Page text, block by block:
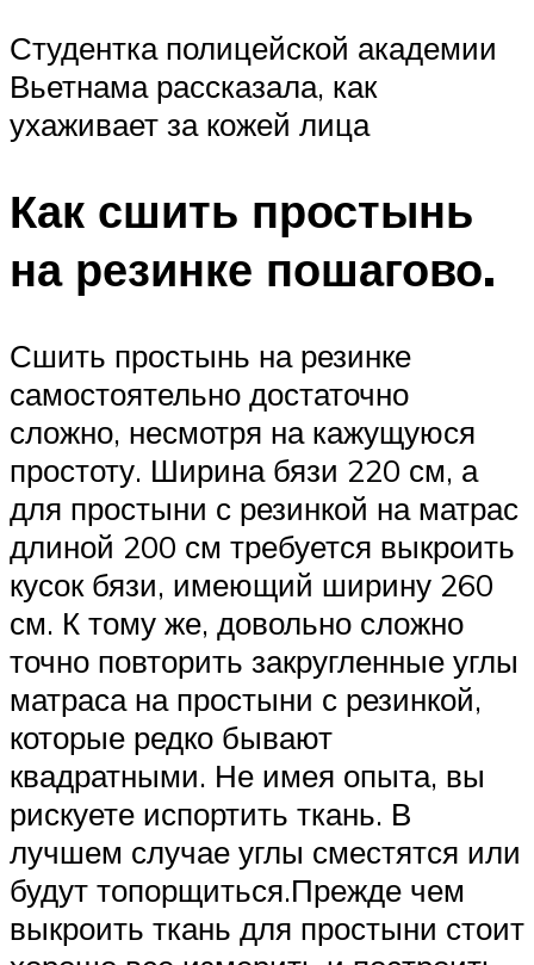
Студентка полицейской академии
Вьетнама рассказала, как
ухаживает за кожей лица
Как сшить простынь
на резинке пошагово.
Сшить простынь на резинке
самостоятельно достаточно
сложно, несмотря на кажущуюся
простоту. Ширина бязи 220 см, а
для простыни с резинкой на матрас
длиной 200 см требуется выкроить
кусок бязи, имеющий ширину 260
см. К тому же, довольно сложно
точно повторить закругленные углы
матраса на простыни с резинкой,
которые редко бывают
квадратными. Не имея опыта, вы
рискуете испортить ткань. В
лучшем случае углы сместятся или
будут топорщиться.Прежде чем
выкроить ткань для простыни стоит